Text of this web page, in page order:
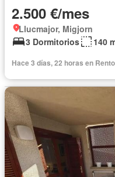
2.500 €/mes
Llucmajor, Migjorn
3 Dormitorios
140
Hace 3 días, 22 horas en